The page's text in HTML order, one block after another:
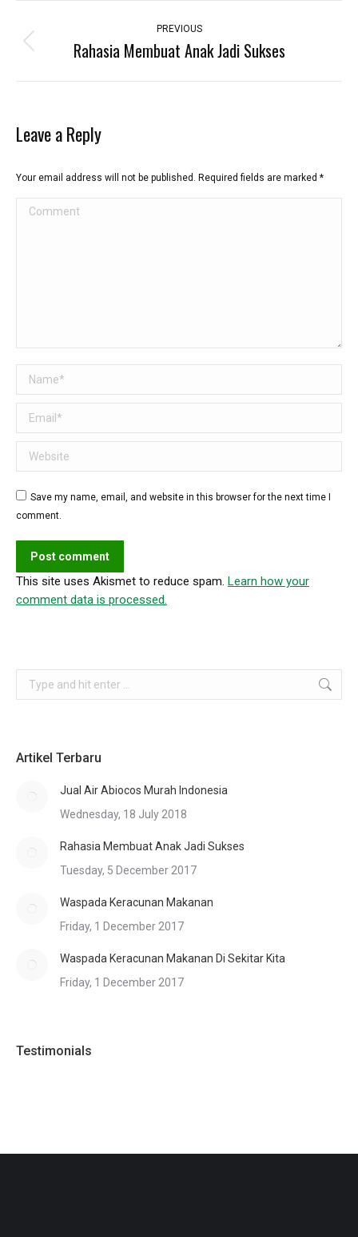
navigation
PREVIOUS
Previous
Rahasia Membuat Anak Jadi Sukses
Leave a Reply
Your email address will not be published. Required fields are marked *
Comment
Name *
Email *
Website
Save my name, email, and website in this browser for the next time I
comment.
Post comment
This site uses Akismet to reduce spam. Learn how your
comment data is processed.
Search:
Artikel Terbaru
Jual Air Abiocos Murah Indonesia
Wednesday, 18 July 2018
Rahasia Membuat Anak Jadi Sukses
Tuesday, 5 December 2017
Waspada Keracunan Makanan
Friday, 1 December 2017
Waspada Keracunan Makanan Di Sekitar Kita
Friday, 1 December 2017
Testimonials